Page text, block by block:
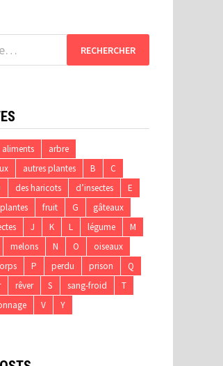
aliments
arbre
autres plantes B
C
des haricots d’insectes
E
fruit G
gâteaux
J K L légume
M
melons N O
oiseaux
P perdu prison
Q
rêver S sang-froid
T
V Y